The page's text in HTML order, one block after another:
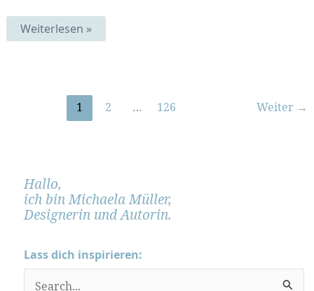
100
bunte
Weiterlesen »
1 2 … 126 Weiter →
Hallo,
ich bin Michaela Müller,
Designerin und Autorin.
Lass dich inspirieren: